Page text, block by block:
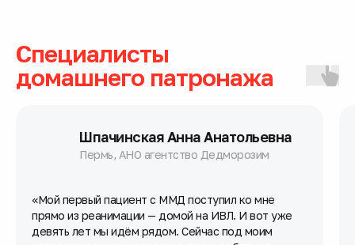
Специалисты
домашнего патронажа
Шпачинская Анна Анатольевна
Пермь, АНО агентство Дедморозим
«Мой первый пациент с ММД поступил ко мне
прямо из реанимации — домой на ИВЛ. И вот уже
девять лет мы идём рядом. Сейчас под моим